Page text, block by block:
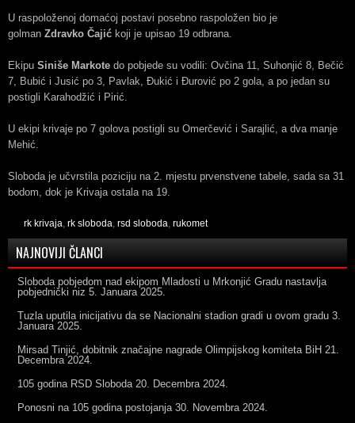
U raspoloženoj domaćoj postavi posebno raspoložen bio je
golman Zdravko Čajić koji je upisao 19 odbrana.
Ekipu Siniše Markote do pobjede su vodili: Ovčina 11, Suhonjić 8, Bečić
7, Bubić i Jusić po 3, Pavlak, Đukić i Đurović po 2 gola, a po jedan su
postigli Karahodžić i Pirić.
U ekipi krivaje po 7 golova postigli su Omerčević i Sarajlić, a dva manje
Mehić.
Sloboda je učvrstila poziciju na 2. mjestu prvenstvene tabele, sada sa 31
bodom, dok je Krivaja ostala na 19.
rk krivaja, rk sloboda, rsd sloboda, rukomet
NAJNOVIJI ČLANCI
Sloboda pobjedom nad ekipom Mladosti u Mrkonjić Gradu nastavlja
pobjednički niz 5. Januara 2025.
Tuzla uputila inicijativu da se Nacionalni stadion gradi u ovom gradu 3.
Januara 2025.
Mirsad Tinjić, dobitnik značajne nagrade Olimpijskog komiteta BiH 21.
Decembra 2024.
105 godina RSD Sloboda 20. Decembra 2024.
Ponosni na 105 godina postojanja 30. Novembra 2024.